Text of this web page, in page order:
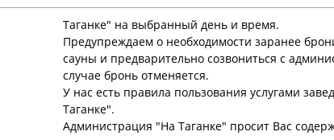
Таганке" на выбранный день и время.
Предупреждаем о необходимости заранее
сауны и предварительно созвониться с
случае бронь отменяется.
У нас есть правила пользования услугами
Таганке".
Администрация "На Таганке" просит Вас